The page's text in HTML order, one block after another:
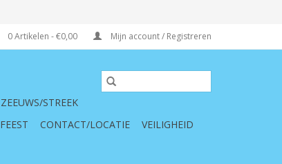
0 Artikelen - €0,00 Mijn account / Registreren
ZEEUWS/STREEK
CONTACT/LOCATIE
VEILIGHEID